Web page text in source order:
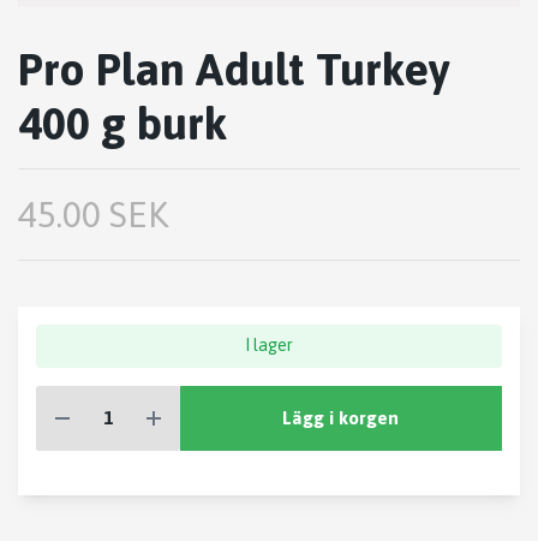
Pro Plan Adult Turkey
400 g burk
45.00 SEK
I lager
Lägg i korgen